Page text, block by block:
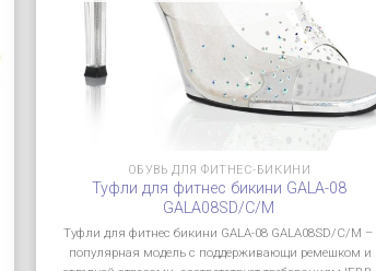
ОБУВЬ ДЛЯ ФИТНЕС-БИКИНИ
Туфли для фитнес бикини GALA-08
GALA08SD/C/M
Туфли для фитнес бикини GALA-08 GALA08SD/C/M –
популярная модель с поддерживающи ремешком и